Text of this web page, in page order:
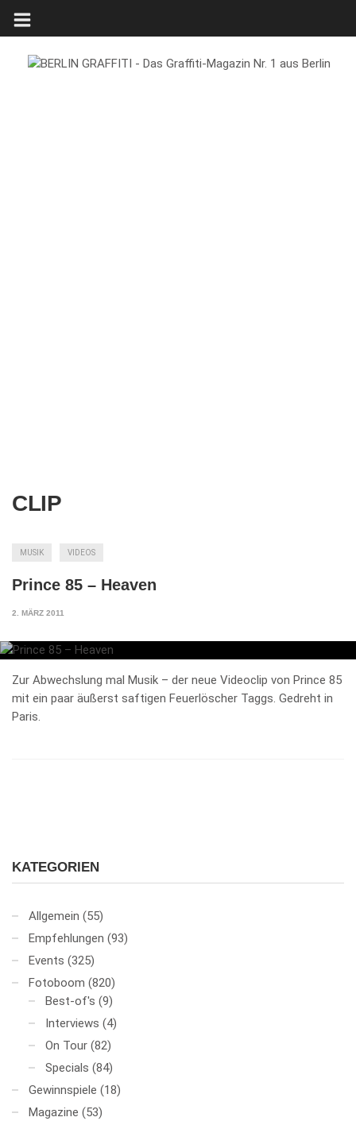
CLIP
MUSIK VIDEOS
Prince 85 – Heaven
2. MÄRZ 2011
Zur Abwechslung mal Musik – der neue Videoclip von Prince 85
mit ein paar äußerst saftigen Feuerlöscher Taggs. Gedreht in
Paris.
KATEGORIEN
Allgemein (55)
Empfehlungen (93)
Events (325)
Fotoboom (820)
Best-of's (9)
Interviews (4)
On Tour (82)
Specials (84)
Gewinnspiele (18)
Magazine (53)